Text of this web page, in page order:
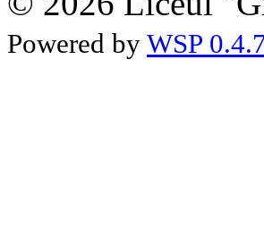
Powered by WSP